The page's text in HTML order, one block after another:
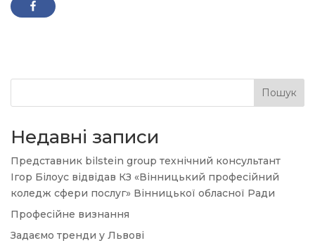
Пошук
Недавні записи
Представник bilstein group технічний консультант
Ігор Білоус відвідав КЗ «Вінницький професійний
коледж сфери послуг» Вінницької обласної Ради
Професійне визнання
Задаємо тренди у Львові